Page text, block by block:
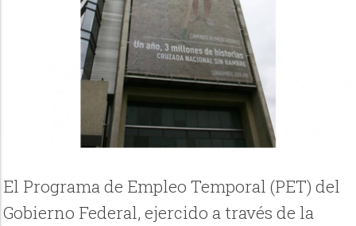
El Programa de Empleo Temporal (PET) del
Gobierno Federal, ejercido a través de la